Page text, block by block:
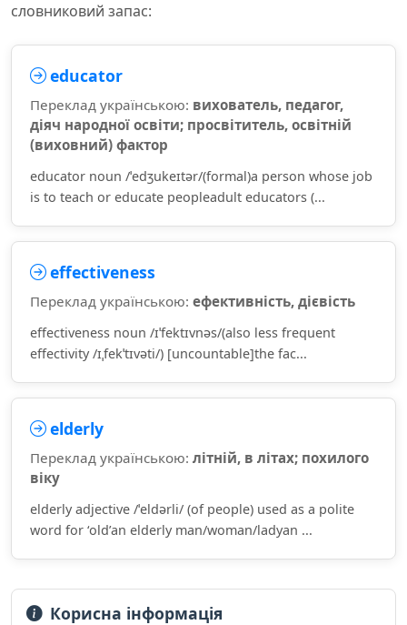
словниковий запас:
educator
Переклад українською: вихователь, педагог,
діяч народної освіти; просвітитель, освітній
(виховний) фактор
educator noun /ˈedʒukeɪtər/(formal)a person whose job
is to teach or educate peopleadult educators (...
effectiveness
Переклад українською: ефективність, дієвість
effectiveness noun /ɪˈfektɪvnəs/(also less frequent
effectivity /ɪˌfekˈtɪvəti/) [uncountable]the fac...
elderly
Переклад українською: літній, в літах; похилого
віку
elderly adjective /ˈeldərli/ (of people) used as a polite
word for ‘old’an elderly man/woman/ladyan ...
Корисна інформація